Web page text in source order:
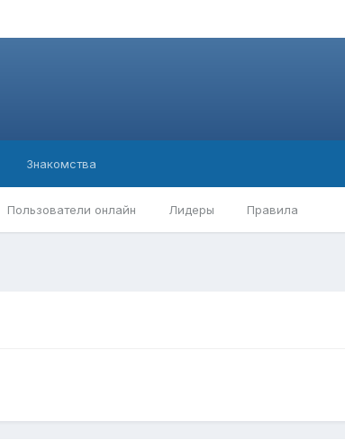
Пользователи онлайн Лидеры Правила
Знакомства